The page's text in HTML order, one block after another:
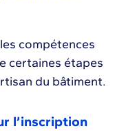
compétences
certaines étapes
du bâtiment.
l’inscription